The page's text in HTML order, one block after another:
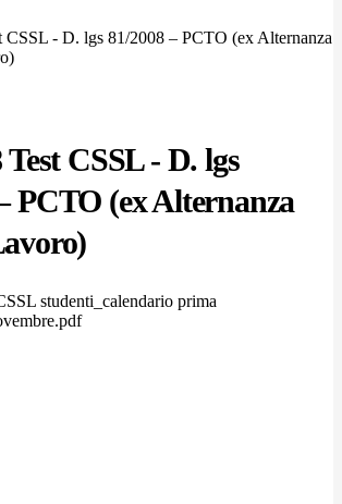
CSSL - D. lgs 81/2008 – PCTO (ex Alternanza
Test CSSL - D. lgs
PCTO (ex Alternanza
studenti_calendario prima